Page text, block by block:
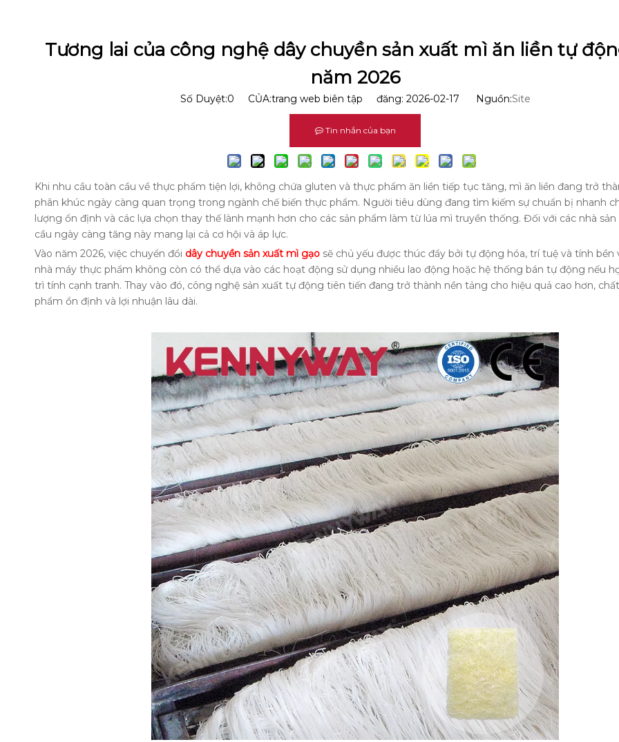
Tương lai của công nghệ dây chuyền sản xuất mì ăn liền tự
năm 2026
Số Duyệt:0 CỦA:trang web biên tập đăng: 2026-02-17 Nguồn:Site
Tin nhắn của bạn
Khi nhu cầu toàn cầu về thực phẩm tiện lợi, không chứa gluten và thực phẩm ăn liền tiếp tục tăng, mì ăn liền đang trở
phân khúc ngày càng quan trọng trong ngành chế biến thực phẩm. Người tiêu dùng đang tìm kiếm sự chuẩn bị nhanh
lượng ổn định và các lựa chọn thay thế lành mạnh hơn cho các sản phẩm làm từ lúa mì truyền thống. Đối với các nhà sản
cầu ngày càng tăng này mang lại cả cơ hội và áp lực.
Vào năm 2026, việc chuyển đổi dây chuyền sản xuất mì gạo sẽ chủ yếu được thúc đẩy bởi tự động hóa, trí tuệ và tính bền
nhà máy thực phẩm không còn có thể dựa vào các hoạt động sử dụng nhiều lao động hoặc hệ thống bán tự động nếu
trì tính cạnh tranh. Thay vào đó, công nghệ sản xuất tự động tiên tiến đang trở thành nền tảng cho hiệu quả cao hơn,
phẩm ổn định và lợi nhuận lâu dài.